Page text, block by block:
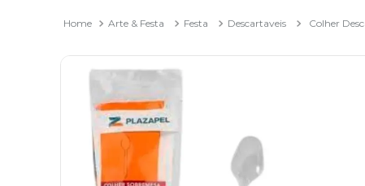
Arte & Festa Festa Descartaveis Colher
papel toalha
papel higienico
caixa organizadora